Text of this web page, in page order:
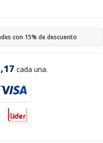
cada una.
con 15% de descuento